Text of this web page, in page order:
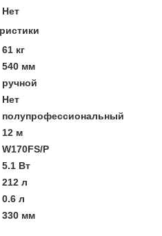
Нет
61 кг
540 мм
ручной
Нет
полупрофессиональный
12 м
W170FS/P
5.1 Вт
212 л
0.6 л
330 мм